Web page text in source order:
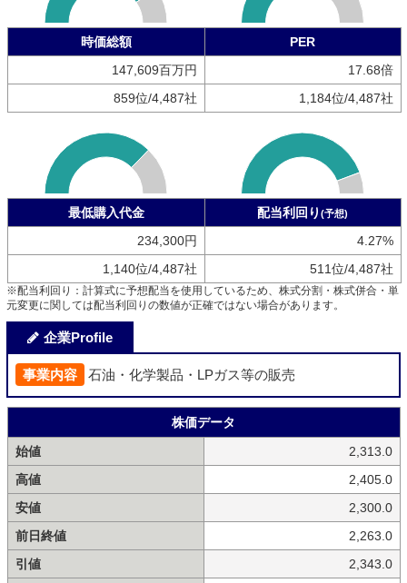
時価総額
PER
147,609百万円
17.68倍
859位/4,487社
1,184位/4,487社
最低購入代金 配当利回り (予想)
234,300円
4.27%
1,140位/4,487社
511位/4,487社
※配当利回り：計算式に予想配当を使用しているため、株式分割・株式併合・単
元変更に関しては配当利回りの数値が正確ではない場合があります。
企業Profile
事業内容 石油・化学製品・LPガス等の販売
株価データ
始値
2,313.0
高値
2,405.0
安値
2,300.0
前日終値
2,263.0
引値
2,343.0